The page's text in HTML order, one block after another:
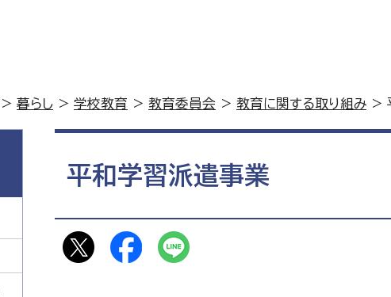
> 暮らし > 学校教育 > 教育委員会 > 教育に関する取り組み >
平和学習派遣事業